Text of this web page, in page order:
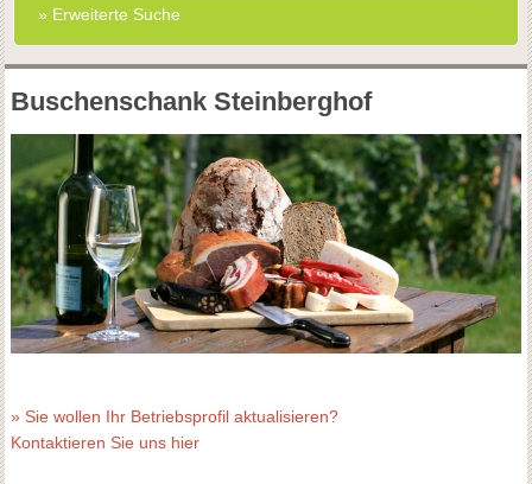
» Erweiterte Suche
Buschenschank Steinberghof
» Sie wollen Ihr Betriebsprofil aktualisieren?
Kontaktieren Sie uns hier